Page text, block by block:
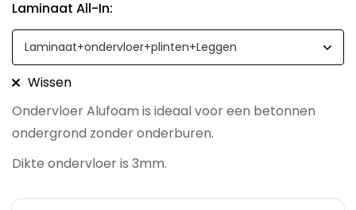
Laminaat All-In:
Wissen
Ondervloer Alufoam is ideaal voor een betonnen
ondergrond zonder onderburen.
Dikte ondervloer is 3mm.